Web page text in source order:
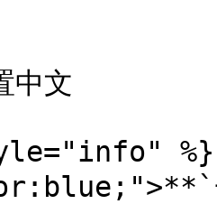
中文
%}
一